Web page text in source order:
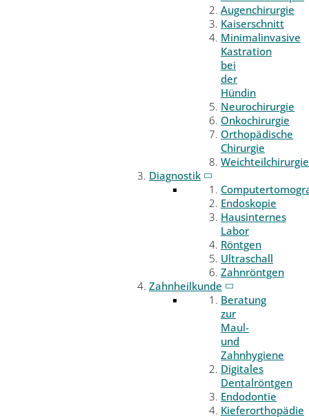
Augenchirurgie
Kaiserschnitt
Minimalinvasive
Kastration
bei
der
Hündin
Neurochirurgie
Onkochirurgie
Orthopädische
Chirurgie
Weichteilchirurgie
Diagnostik
Endoskopie
Hausinternes
Labor
Röntgen
Ultraschall
Zahnröntgen
Zahnheilkunde
Beratung
zur
Maul-
und
Zahnhygiene
Digitales
Dentalröntgen
Endodontie
Kieferorthopädie